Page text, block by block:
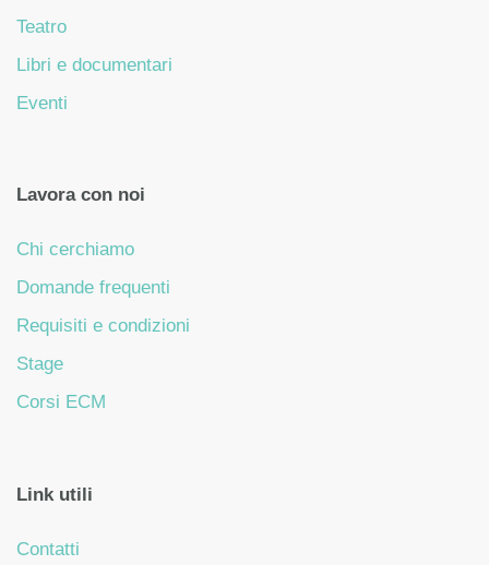
Teatro
Libri e documentari
Eventi
Lavora con noi
Chi cerchiamo
Domande frequenti
Requisiti e condizioni
Stage
Corsi ECM
Link utili
Contatti